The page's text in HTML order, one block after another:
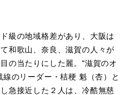
級の地域格差があり、大阪は
和歌山、奈良、滋賀の人々が
の当たりにした麗。“滋賀のオ
線のリーダー・桔梗 魁（杏）と
急接近した２人は、冷酷無慈